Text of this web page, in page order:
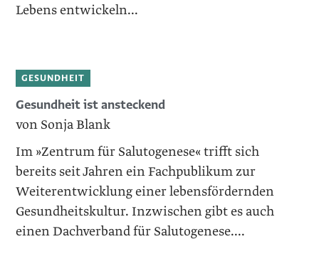
Lebens entwickeln...
GESUNDHEIT
Gesundheit ist ansteckend
von Sonja Blank
Im »Zentrum für Salutogenese« trifft sich
bereits seit Jahren ein Fachpublikum zur
Weiterentwicklung einer lebensfördernden
Gesundheitskultur. Inzwischen gibt es auch
einen Dachverband für Salutogenese....